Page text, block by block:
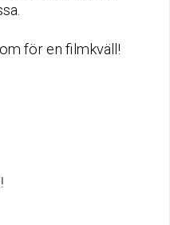
för en filmkväll!